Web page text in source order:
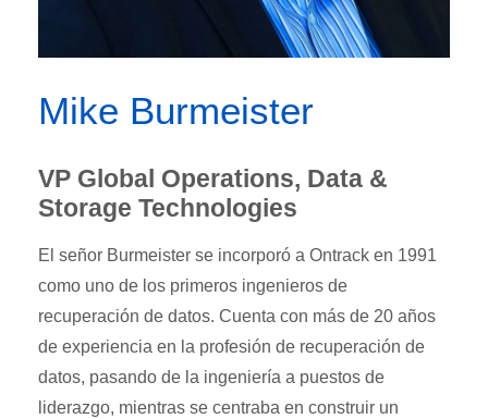
Mike Burmeister
VP Global Operations, Data &
Storage Technologies
El señor Burmeister se incorporó a Ontrack en 1991
como uno de los primeros ingenieros de
recuperación de datos. Cuenta con más de 20 años
de experiencia en la profesión de recuperación de
datos, pasando de la ingeniería a puestos de
liderazgo, mientras se centraba en construir un